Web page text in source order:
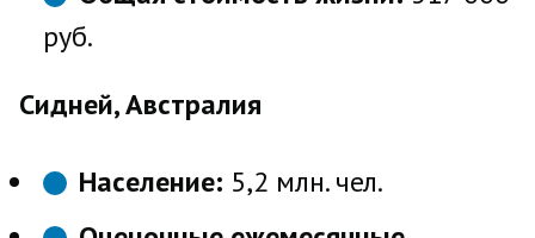
руб.
Сидней, Австралия
Население: 5,2 млн. чел.